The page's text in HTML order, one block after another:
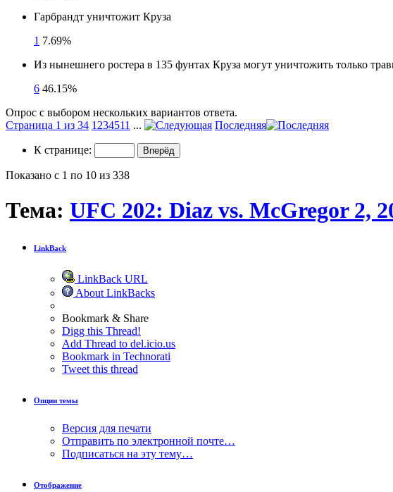
Гарбрандт уничтожит Круза
1 7.69%
Из нынешнего ростера в 135 фунтах Круза могут уничтожить только
6 46.15%
Опрос с выбором нескольких вариантов ответа.
Страница 1 из 34 1234511 ... Последняя
К странице:
Показано с 1 по 10 из 338
Тема: UFC 202: Diaz vs. McGregor 2,
LinkBack
LinkBack URL
About LinkBacks
Bookmark & Share
Digg this Thread!
Add Thread to del.icio.us
Bookmark in Technorati
Tweet this thread
Опции темы
Версия для печати
Отправить по электронной почте…
Подписаться на эту тему…
Отображение